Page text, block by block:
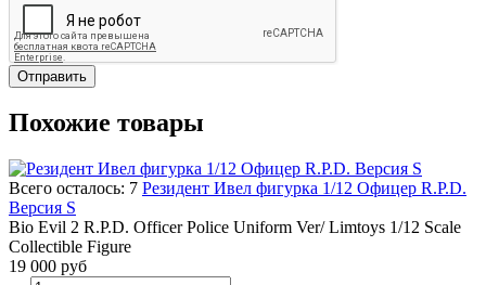
Отправить
Похожие товары
Всего осталось: 7 Резидент Ивел фигурка 1/12 Офицер R.P.D.
Версия S
Bio Evil 2 R.P.D. Officer Police Uniform Ver/ Limtoys 1/12 Scale
Collectible Figure
19 000 руб